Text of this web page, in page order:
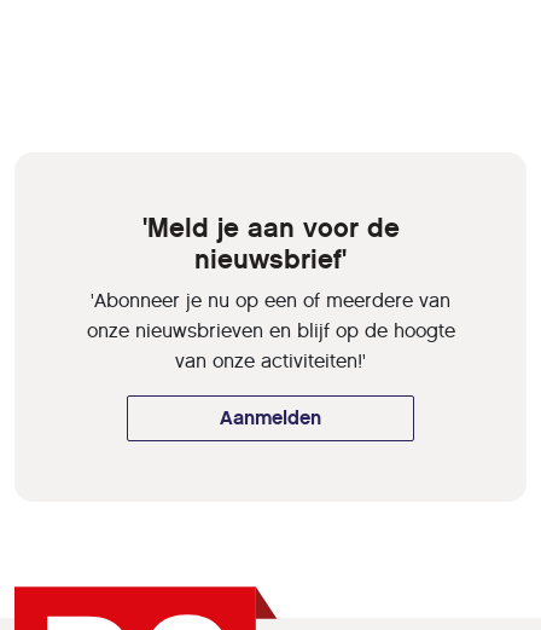
'Meld je aan voor de
nieuwsbrief'
'Abonneer je nu op een of meerdere van
onze nieuwsbrieven en blijf op de hoogte
van onze activiteiten!'
Aanmelden